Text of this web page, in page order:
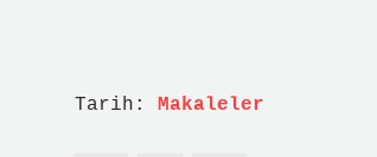
Tarih: Makaleler